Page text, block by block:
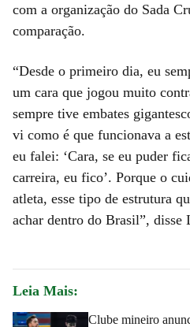
com a organização do Sada
comparação.
“Desde o primeiro dia, eu
um cara que jogou muito
sempre tive embates
vi como é que funcionava a
eu falei: ‘Cara, se eu puder
carreira, eu fico’. Porque o
atleta, esse tipo de estrutura
achar dentro do Brasil”, disse
Leia Mais:
Clube mineiro